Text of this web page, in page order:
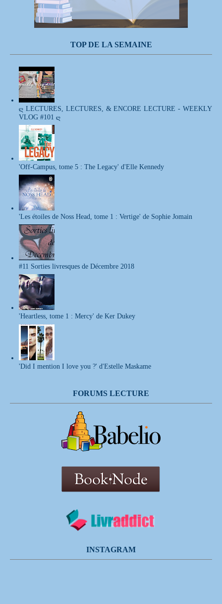
TOP DE LA SEMAINE
ღ LECTURES, LECTURES, & ENCORE LECTURE - WEEKLY
VLOG #101 ღ
'Off-Campus, tome 5 : The Legacy' d'Elle Kennedy
'Les étoiles de Noss Head, tome 1 : Vertige' de Sophie Jomain
#11 Sorties livresques de Décembre 2018
'Heartless, tome 1 : Mercy' de Ker Dukey
'Did I mention I love you ?' d'Estelle Maskame
FORUMS LECTURE
INSTAGRAM